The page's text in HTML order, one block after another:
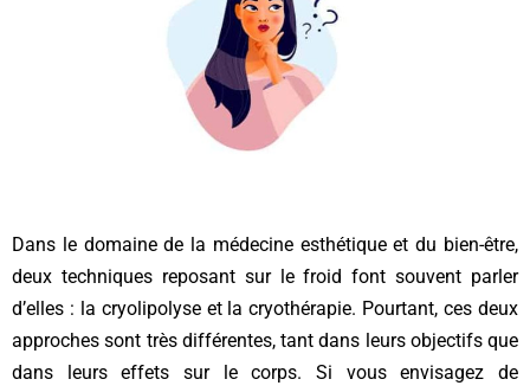
Dans le domaine de la médecine esthétique et du bien-être,
deux techniques reposant sur le froid font souvent parler
d’elles : la cryolipolyse et la cryothérapie. Pourtant, ces deux
approches sont très différentes, tant dans leurs objectifs que
dans leurs effets sur le corps. Si vous envisagez de